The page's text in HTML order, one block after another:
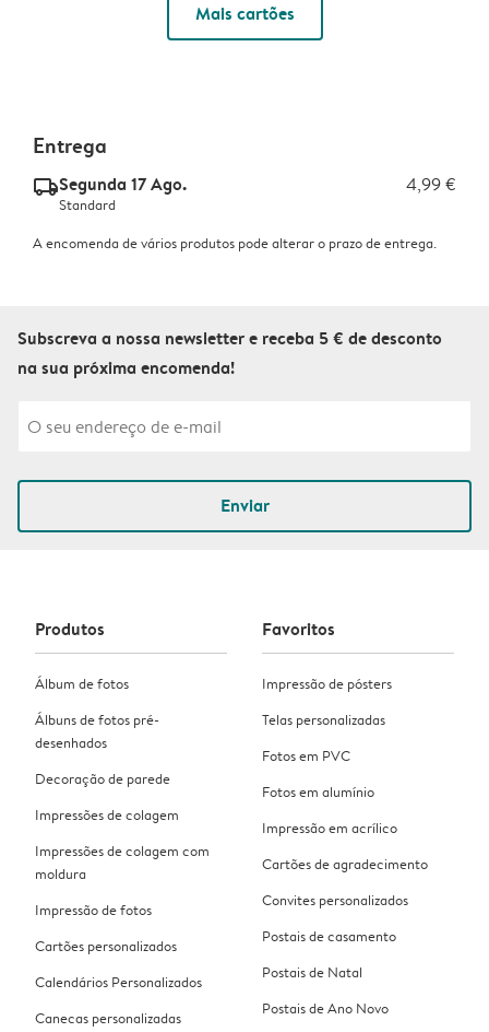
Mais cartões
Entrega
delivery_standard_v2Segunda 17 Ago. 4,99 €
Standard
A encomenda de vários produtos pode alterar o prazo de entrega.
Subscreva a nossa newsletter e receba 5 € de desconto
na sua próxima encomenda!
Enviar
Produtos
Álbum de fotos
Álbuns de fotos pré-
desenhados
Decoração de parede
Impressões de colagem
Impressões de colagem com
moldura
Impressão de fotos
Cartões personalizados
Calendários Personalizados
Canecas personalizadas
Favoritos
Impressão de pósters
Telas personalizadas
Fotos em PVC
Fotos em alumínio
Impressão em acrílico
Cartões de agradecimento
Convites personalizados
Postais de casamento
Postais de Natal
Postais de Ano Novo